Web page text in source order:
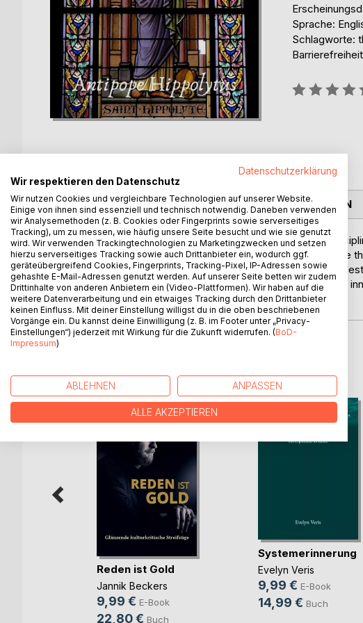
Sprache:
Schlagworte:
Bewertung::
BESCHREIBUNG
The early Church Orders were systematic manuals of
authority of the whole apostolate was claimed. They made
considerable dimensions in the third, and reached their
They are sources of importance for our knowledge of the
in the formation of the later canon law.
AUTOR/IN PRESSESTIMMEN
Reden ist Gold
Jannik Beckers
9,99 € E-Book
22,80 € Buch
Systemerinnerung
Evelyn Veris
9,99 € E-Book
14,99 € Buch
Datenschutzerklärung
Wir respektieren den Datenschutz
Wir nutzen Cookies und vergleichbare Technologien auf unserer Website.
Einige von ihnen sind essenziell und technisch notwendig. Daneben verwenden
wir Analysemethoden (z. B. Cookies oder Fingerprints sowie serverseitiges
Tracking), um zu messen, wie häufig unsere Seite besucht und wie sie genutzt
wird. Wir verwenden Trackingtechnologien zu Marketingzwecken und setzen
hierzu serverseitiges Tracking sowie auch Drittanbieter ein, wodurch ggf.
geräteübergreifend Cookies, Fingerprints, Tracking-Pixel, IP-Adressen sowie
gehashte E-Mail-Adressen genutzt werden. Auf unserer Seite betten wir zudem
Drittinhalte von anderen Anbietern ein (Video-Plattformen). Wir haben auf die
weitere Datenverarbeitung und ein etwaiges Tracking durch den Drittanbieter
keinen Einfluss. Mit deiner Einstellung willigst du in die oben beschriebenen
Vorgänge ein. Du kannst deine Einwilligung (z. B. im Footer unter „Privacy-
Einstellungen“) jederzeit mit Wirkung für die Zukunft widerrufen. (BoD-
Impressum)
ABLEHNEN ANPASSEN
ALLE AKZEPTIEREN